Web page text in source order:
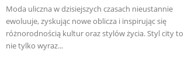
Moda uliczna w dzisiejszych czasach nieustannie
ewoluuje, zyskując nowe oblicza i inspirując się
różnorodnością kultur oraz stylów życia. Styl city to
nie tylko wyraz...